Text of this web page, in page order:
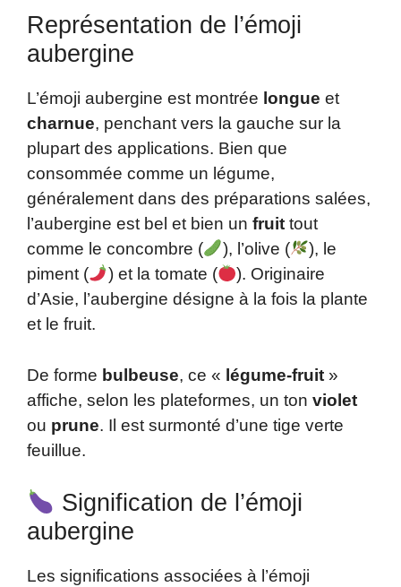
Représentation de l’émoji
aubergine
L’émoji aubergine est montrée longue et
charnue, penchant vers la gauche sur la
plupart des applications. Bien que
consommée comme un légume,
généralement dans des préparations salées,
l’aubergine est bel et bien un fruit tout
comme le concombre (
), l’olive (
), le
piment (
) et la tomate (
). Originaire
d’Asie, l’aubergine désigne à la fois la plante
et le fruit.
De forme bulbeuse, ce « légume-fruit »
affiche, selon les plateformes, un ton violet
ou prune. Il est surmonté d’une tige verte
feuillue.
Signification de l’émoji
aubergine
Les significations associées à l’émoji